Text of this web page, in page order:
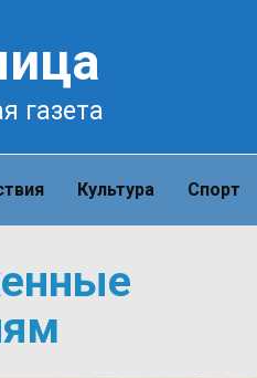
газета
Культура Спорт